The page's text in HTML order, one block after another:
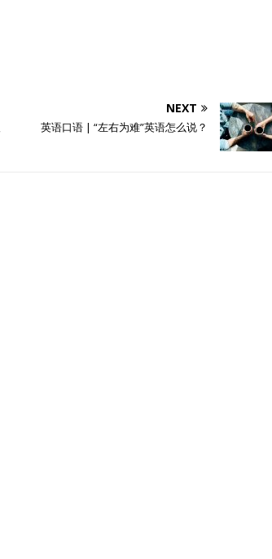
NEXT
英语口语 | “左右为难”英语怎么说？